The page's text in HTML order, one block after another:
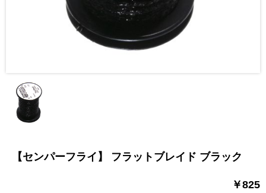
【センパーフライ】 フラットブレイド ブラック
￥825